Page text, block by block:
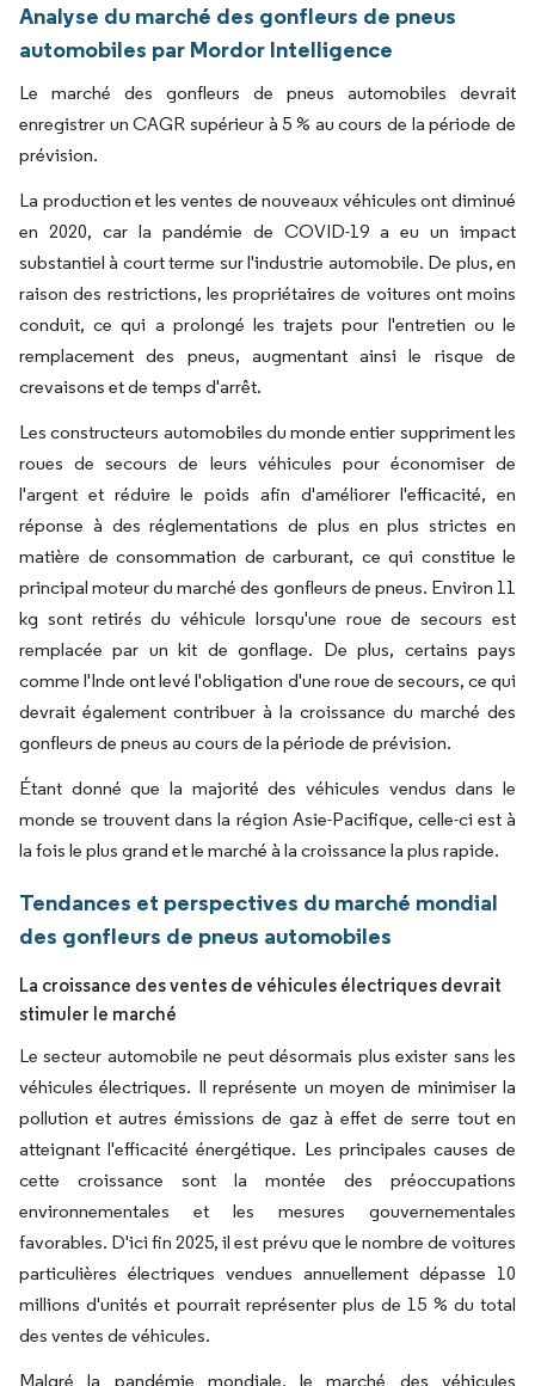
Analyse du marché des gonfleurs de pneus
automobiles par Mordor Intelligence
Le marché des gonfleurs de pneus automobiles devrait
enregistrer un CAGR supérieur à 5 % au cours de la période de
prévision.
La production et les ventes de nouveaux véhicules ont diminué
en 2020, car la pandémie de COVID-19 a eu un impact
substantiel à court terme sur l'industrie automobile. De plus, en
raison des restrictions, les propriétaires de voitures ont moins
conduit, ce qui a prolongé les trajets pour l'entretien ou le
remplacement des pneus, augmentant ainsi le risque de
crevaisons et de temps d'arrêt.
Les constructeurs automobiles du monde entier suppriment les
roues de secours de leurs véhicules pour économiser de
l'argent et réduire le poids afin d'améliorer l'efficacité, en
réponse à des réglementations de plus en plus strictes en
matière de consommation de carburant, ce qui constitue le
principal moteur du marché des gonfleurs de pneus. Environ 11
kg sont retirés du véhicule lorsqu'une roue de secours est
remplacée par un kit de gonflage. De plus, certains pays
comme l'Inde ont levé l'obligation d'une roue de secours, ce qui
devrait également contribuer à la croissance du marché des
gonfleurs de pneus au cours de la période de prévision.
Étant donné que la majorité des véhicules vendus dans le
monde se trouvent dans la région Asie-Pacifique, celle-ci est à
la fois le plus grand et le marché à la croissance la plus rapide.
Tendances et perspectives du marché mondial
des gonfleurs de pneus automobiles
La croissance des ventes de véhicules électriques devrait
stimuler le marché
Le secteur automobile ne peut désormais plus exister sans les
véhicules électriques. Il représente un moyen de minimiser la
pollution et autres émissions de gaz à effet de serre tout en
atteignant l'efficacité énergétique. Les principales causes de
cette croissance sont la montée des préoccupations
environnementales et les mesures gouvernementales
favorables. D'ici fin 2025, il est prévu que le nombre de voitures
particulières électriques vendues annuellement dépasse 10
millions d'unités et pourrait représenter plus de 15 % du total
des ventes de véhicules.
Malgré la pandémie mondiale, le marché des véhicules